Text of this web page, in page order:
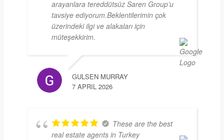
arayanlara tereddütsüz Saren Group’u
tavsiye ediyorum.Beklentilerimin çok
üzerindeki ilgi ve alakaları için
müteşekkirim.
GULSEN MURRAY
7 APRIL 2026
These are the best
real estate agents in Turkey